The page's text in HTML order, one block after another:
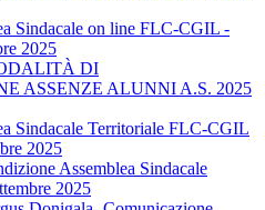
Sindacale on line FLC-CGIL -
2025
DI
ASSENZE ALUNNI A.S. 2025
Sindacale Territoriale FLC-CGIL
2025
Assemblea Sindacale
2025